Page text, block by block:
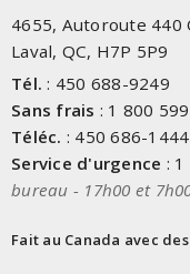
4655, Autoroute 440
Laval, QC, H7P 5P9
Tél. : 450 688-9249
Sans frais : 1 800
Téléc. : 450 686-1444
Service d'urgence : 1
bureau - 17h00 et
Fait au Canada avec